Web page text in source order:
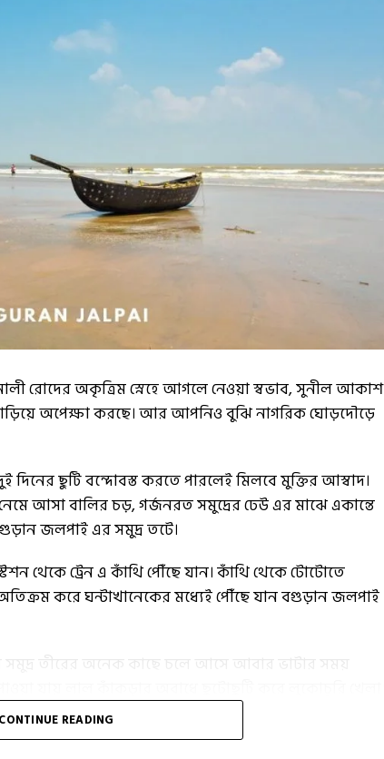
রোদের অকৃত্রিম স্নেহে আগলে নেওয়া স্বভাব, সুনীল আকাশ
অপেক্ষা করছে। আর আপনিও বুঝি নাগরিক ঘোড়দৌড়ে
দিনের ছুটি বন্দোবস্ত করতে পারলেই মিলবে মুক্তির আস্বাদ।
আসা বালির চড়, গর্জনরত সমুদ্রের ঢেউ এর মাঝে একান্তে
জলপাই এর সমুদ্র তটে।
থেকে ট্রেন এ কাঁথি পৌঁছে যান। কাঁথি থেকে টোটোতে
করে ঘন্টাখানেকের মধ্যেই পৌঁছে যান বগুড়ান জলপাই
তাই হাতে ছুটি একদিন বেশি থাকলে একদিন থেকে
CONTINUE READING